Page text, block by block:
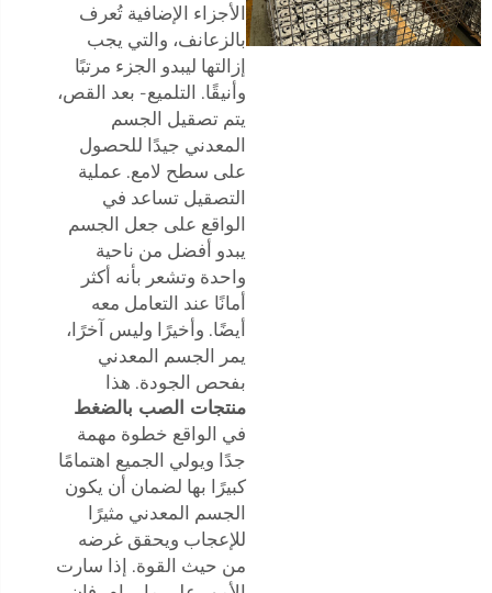
الأجزاء الإضافية تُعرف
بالزعانف، والتي يجب
إزالتها ليبدو الجزء مرتبًا
وأنيقًا. التلميع- بعد القص،
يتم تصقيل الجسم
المعدني جيدًا للحصول
على سطح لامع. عملية
التصقيل تساعد في
الواقع على جعل الجسم
يبدو أفضل من ناحية
واحدة وتشعر بأنه أكثر
أمانًا عند التعامل معه
أيضًا. وأخيرًا وليس آخرًا،
يمر الجسم المعدني
بفحص الجودة. هذا
منتجات الصب بالضغط
في الواقع خطوة مهمة
جدًا ويولي الجميع اهتمامًا
كبيرًا بها لضمان أن يكون
الجسم المعدني مثيرًا
للإعجاب ويحقق غرضه
من حيث القوة. إذا سارت